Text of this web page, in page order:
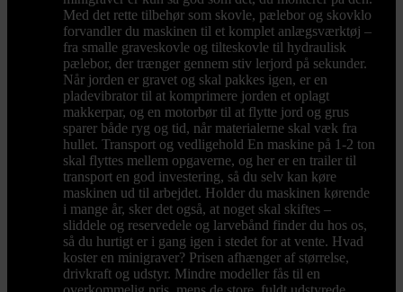
Med det rette tilbehør som skovle, pælebor og skovklo
forvandler du maskinen til et komplet anlægsværktøj –
fra smalle graveskovle og tilteskovle til hydraulisk
pælebor, der trænger gennem stiv lerjord på sekunder.
Når jorden er gravet og skal pakkes igen, er en
pladevibrator til at komprimere jorden et oplagt
makkerpar, og en motorbør til at flytte jord og grus
sparer både ryg og tid, når materialerne skal væk fra
hullet. Transport og vedligehold En maskine på 1-2 ton
skal flyttes mellem opgaverne, og her er en trailer til
transport en god investering, så du selv kan køre
maskinen ud til arbejdet. Holder du maskinen kørende
i mange år, sker det også, at noget skal skiftes –
sliddele og reservedele og larvebånd finder du hos os,
så du hurtigt er i gang igen i stedet for at vente. Hvad
koster en minigraver? Prisen afhænger af størrelse,
drivkraft og udstyr. Mindre modeller fås til en